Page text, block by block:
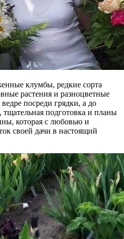
клумбы, редкие сорта
растения и разноцветные
посреди грядки, а до
подготовка и планы
которая с любовью и
своей дачи в настоящий